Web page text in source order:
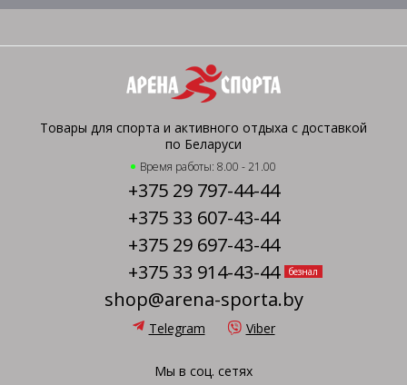
Товары для спорта и активного отдыха с доставкой
по Беларуси
Время работы: 8.00 - 21.00
+375 29 797-44-44
+375 33 607-43-44
+375 29 697-43-44
+375 33 914-43-44
безнал
shop@arena-sporta.by
Telegram Viber
Мы в соц. сетях